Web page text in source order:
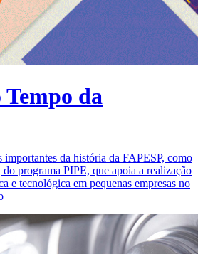
da
importantes da história da FAPESP, como
programa PIPE, que apoia a realização
e tecnológica em pequenas empresas no